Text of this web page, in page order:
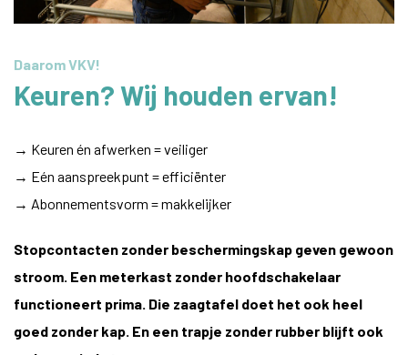
Daarom VKV!
Keuren? Wij houden ervan!
→ Keuren én afwerken = veiliger
→ Eén aanspreekpunt = efficiënter
→ Abonnementsvorm = makkelijker
Stopcontacten zonder beschermingskap geven gewoon
stroom. Een meterkast zonder hoofdschakelaar
functioneert prima. Die zaagtafel doet het ook heel
goed zonder kap. En een trapje zonder rubber blijft ook